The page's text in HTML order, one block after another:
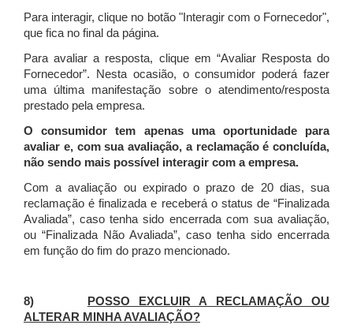
Para interagir, clique no botão "Interagir com o Fornecedor",
que fica no final da página.
Para avaliar a resposta, clique em “Avaliar Resposta do
Fornecedor”. Nesta ocasião, o consumidor poderá fazer
uma última manifestação sobre o atendimento/resposta
prestado pela empresa.
O consumidor tem apenas uma oportunidade para
avaliar e, com sua avaliação, a reclamação é concluída,
não sendo mais possível interagir com a empresa.
Com a avaliação ou expirado o prazo de 20 dias, sua
reclamação é finalizada e receberá o status de “Finalizada
Avaliada”, caso tenha sido encerrada com sua avaliação,
ou “Finalizada Não Avaliada”, caso tenha sido encerrada
em função do fim do prazo mencionado.
8)
POSSO EXCLUIR A RECLAMAÇÃO OU
ALTERAR MINHA AVALIAÇÃO?